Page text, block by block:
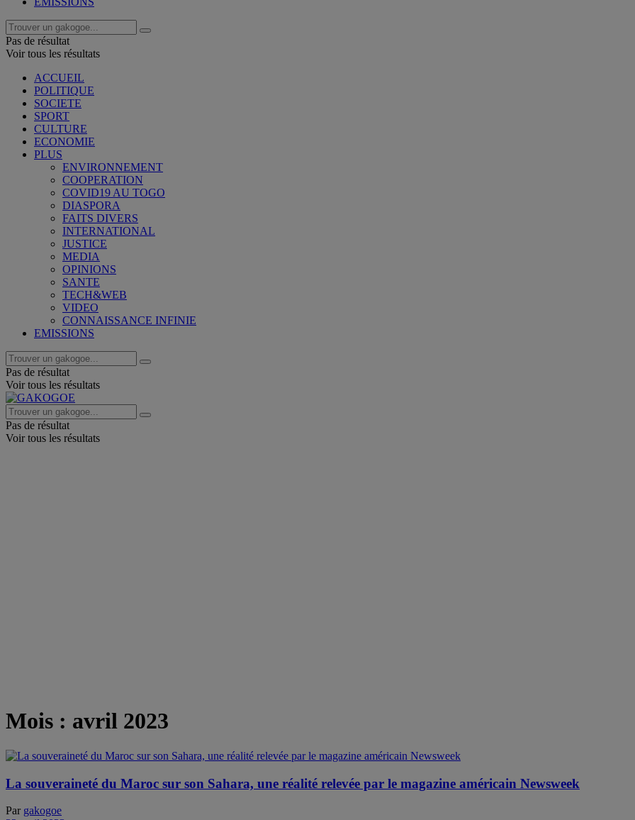
Pas de résultat
Voir tous les résultats
ACCUEIL
POLITIQUE
SOCIETE
SPORT
CULTURE
ECONOMIE
PLUS
ENVIRONNEMENT
COOPERATION
COVID19 AU TOGO
DIASPORA
FAITS DIVERS
INTERNATIONAL
JUSTICE
MEDIA
OPINIONS
SANTE
TECH&WEB
VIDEO
CONNAISSANCE INFINIE
EMISSIONS
Pas de résultat
Voir tous les résultats
Pas de résultat
Voir tous les résultats
Mois : avril 2023
La souveraineté du Maroc sur son Sahara, une réalité relevée par le magazine américain Newsweek
Par gakogoe